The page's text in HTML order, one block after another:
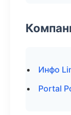
Инфо
Portal